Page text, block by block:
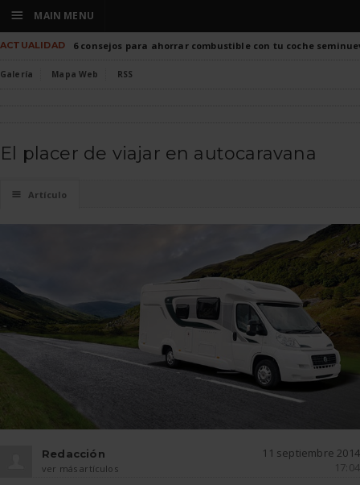
ACTUALIDAD 6 consejos para ahorrar combustible con tu coche
Galería Mapa Web RSS
El placer de viajar en autocaravana
☰ Artículo
Redacción
ver más artículos
11 septiembre 2014
17:04
☰ MAIN MENU